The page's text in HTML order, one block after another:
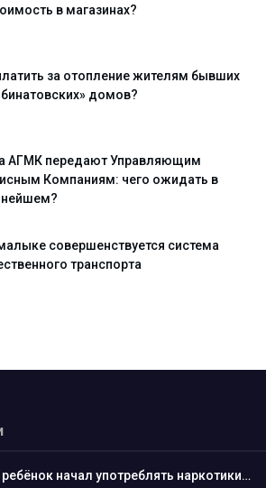
в магазинах?
за отопление жителям бывших
домов?
АГМК передают Управляющим
Компаниям: чего ожидать в
совершенствуется система
транспорта
ребёнок начал употреблять наркотики…